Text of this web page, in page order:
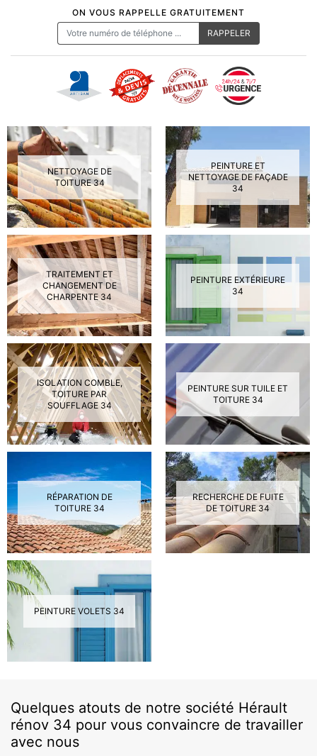
ON VOUS RAPPELLE GRATUITEMENT
NETTOYAGE DE
TOITURE 34
PEINTURE ET
NETTOYAGE DE FAÇADE
34
TRAITEMENT ET
CHANGEMENT DE
CHARPENTE 34
PEINTURE EXTÉRIEURE
34
ISOLATION COMBLE,
TOITURE PAR
SOUFFLAGE 34
PEINTURE SUR TUILE ET
TOITURE 34
RÉPARATION DE
TOITURE 34
RECHERCHE DE FUITE
DE TOITURE 34
PEINTURE VOLETS 34
Quelques atouts de notre société Hérault
rénov 34 pour vous convaincre de travailler
avec nous